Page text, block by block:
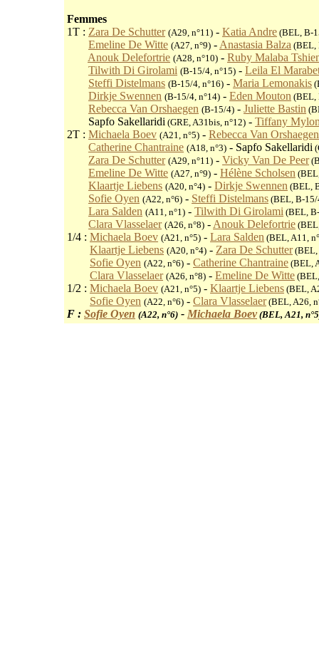
Femmes
1T : Zara De Schutter (A29, n°11) -Katia Andre (BEL, B-
1T :Emeline De Witte (A27, n°9) - Anastasia Balza (BEL,
Anouk Delefortrie (A28, n°10) -Ruby Malaba
1T :Tilwith Di Girolami (B-15/4, n°15) -Leila El
Steffi Distelmans (B-15/4, n°16) -Maria Lemonakis
1T :Dirkje Swennen (B-15/4, n°14) -Eden Mouton (BEL,
1T :Rebecca Van Orshaegen (B-15/4) -Juliette Bastin
Sapfo Sakellaridi (GRE, A31bis, n°12) -Tiffany
2T :Michaela Boev (A21, n°5) -Rebecca Van Orshaegen
2T :Catherine Chantraine (A18, n°3) - Sapfo Sakellaridi
Zara De Schutter (A29, n°11) -Vicky Van De Peer
2T :Emeline De Witte (A27, n°9) -Hélène Scholsen
2T :Klaartje Liebens (A20, n°4) -Dirkje Swennen (BEL,
Sofie Oyen (A22, n°6) - Steffi Distelmans (BEL, B-15/
2T :Lara Salden (A11, n°1) -Tilwith Di Girolami (BEL,
2T :Clara Vlasselaer (A26, n°8) - Anouk Delefortrie
1/4 :Michaela Boev (A21, n°5) -Lara Salden (BEL, A11,
1/4 :Klaartje Liebens (A20, n°4) - Zara De Schutter(BEL,
Sofie Oyen (A22, n°6) -Catherine Chantraine (BEL,
1/4 :Clara Vlasselaer (A26, n°8) -Emeline De Witte
1/2 :Michaela Boev (A21, n°5) -Klaartje Liebens (BEL,
Sofie Oyen (A22, n°6) -Clara Vlasselaer(BEL, A26,
F :Sofie Oyen (A22, n°6) - Michaela Boev(BEL, A21,